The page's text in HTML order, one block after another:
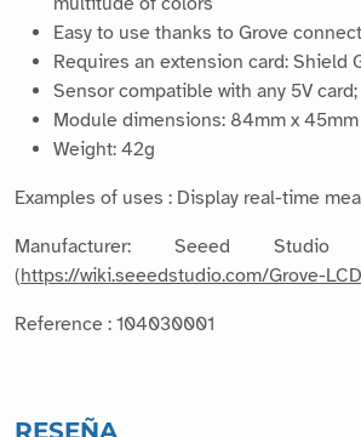
Easy to use thanks to Grove
Requires an extension card: Shield
Sensor compatible with any 5V card;
Module dimensions: 84mm x 45mm
Weight: 42g
Examples of uses : Display real-time
Manufacturer: Seeed Studio
(https://wiki.seeedstudio.com/Grove-
Reference : 104030001
RESEÑA